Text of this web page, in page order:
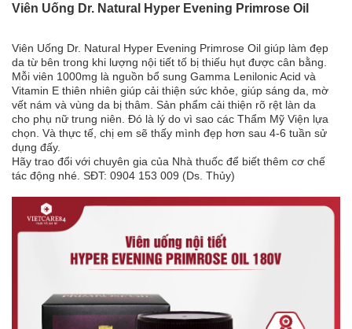
Viên Uống Dr. Natural Hyper Evening Primrose Oil
Viên Uống Dr. Natural Hyper Evening Primrose Oil giúp làm đẹp
da từ bên trong khi lượng nội tiết tố bị thiếu hụt được cân bằng.
Mỗi viên 1000mg là nguồn bổ sung Gamma Lenilonic Acid và
Vitamin E thiên nhiên giúp cải thiện sức khỏe, giúp sáng da, mờ
vết nám và vùng da bị thâm. Sản phẩm cải thiện rõ rệt làn da
cho phụ nữ trung niên. Đó là lý do vì sao các Thẩm Mỹ Viện lựa
chọn. Và thực tế, chị em sẽ thấy mình đẹp hơn sau 4-6 tuần sử
dụng đấy.
Hãy trao đổi với chuyên gia của Nhà thuốc để biết thêm cơ chế
tác động nhé. SĐT: 0904 153 009 (Ds. Thủy)